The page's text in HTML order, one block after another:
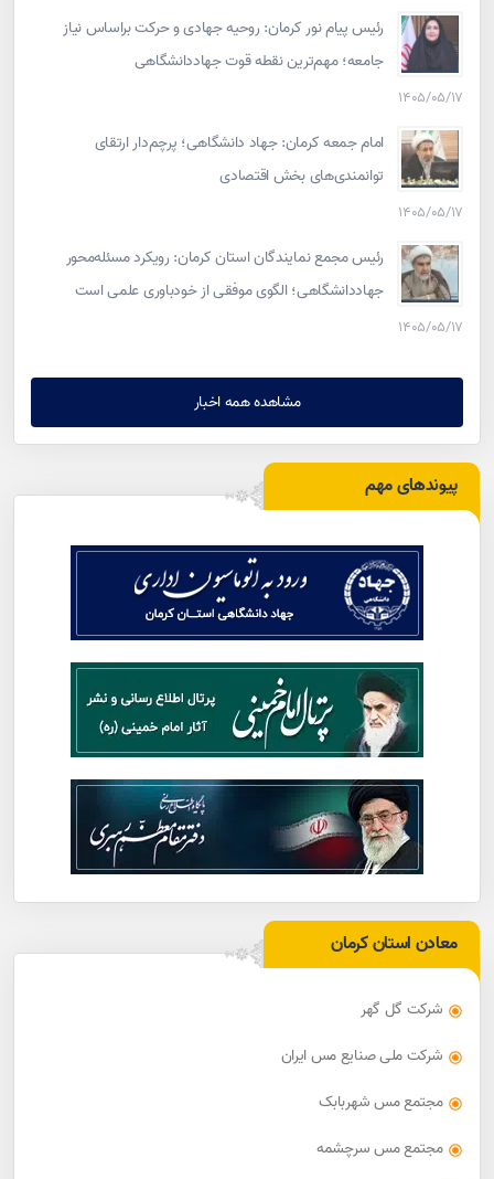
رئیس پیام نور کرمان: روحیه جهادی و حرکت براساس نیاز
جامعه؛ مهم‌ترین نقطه قوت جهاددانشگاهی
۱۴۰۵/۰۵/۱۷
امام جمعه کرمان: جهاد دانشگاهی؛ پرچم‌دار ارتقای
توانمندی‌های بخش اقتصادی
۱۴۰۵/۰۵/۱۷
رئیس مجمع نمایندگان استان کرمان: رویکرد مسئله‌محور
جهاددانشگاهی؛ الگوی موفقی از خودباوری علمی است
۱۴۰۵/۰۵/۱۷
مشاهده همه اخبار
پیوندهای مهم
معادن استان کرمان
شرکت گل گهر
شرکت ملی صنایع مس ایران
مجتمع مس شهربابک
مجتمع مس سرچشمه